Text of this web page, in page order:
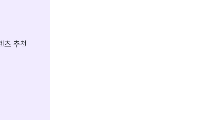
츠 추천